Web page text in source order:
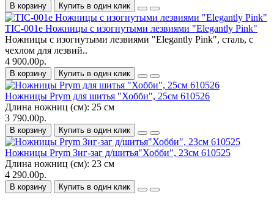
В корзину Купить в один клик
TIC-001e Ножницы с изогнутыми лезвиями "Elegantly Pink"
Ножницы с изогнутыми лезвиями "Elegantly Pink", сталь, с
чехлом для лезвий..
4 900.00р.
В корзину Купить в один клик
Ножницы Prym для шитья "Хобби", 25см 610526
Длина ножниц (см): 25 см
3 790.00р.
В корзину Купить в один клик
Ножницы Prym Зиг-заг д/шитья"Хобби", 23см 610525
Длина ножниц (см): 23 см
4 290.00р.
В корзину Купить в один клик